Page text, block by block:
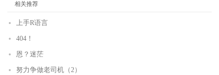
相关推荐
上手R语言
404！
恩？迷茫
努力争做老司机（2）